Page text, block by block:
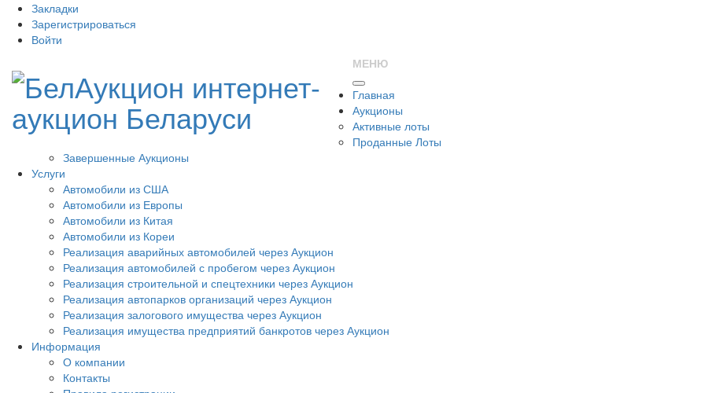
Закладки
Зарегистрироваться
Войти
МЕНЮ
Главная
Аукционы
Активные лоты
Проданные Лоты
Завершенные Аукционы
Услуги
Автомобили из США
Автомобили из Европы
Автомобили из Китая
Автомобили из Кореи
Реализация аварийных автомобилей через Аукцион
Реализация автомобилей с пробегом через Аукцион
Реализация строительной и спецтехники через Аукцион
Реализация автопарков организаций через Аукцион
Реализация залогового имущества через Аукцион
Реализация имущества предприятий банкротов через Аукцион
Информация
О компании
Контакты